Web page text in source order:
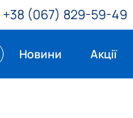
+38 (067) 829-59-49
Новини Акції